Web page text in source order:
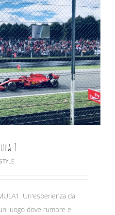
1.
Un'esperienza da
luogo dove rumore e